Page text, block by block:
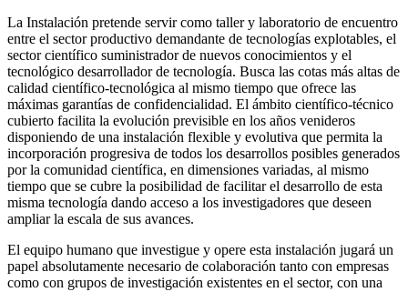
La Instalación pretende servir como taller y laboratorio de encuentro
entre el sector productivo demandante de tecnologías explotables, el
sector científico suministrador de nuevos conocimientos y el
tecnológico desarrollador de tecnología. Busca las cotas más altas de
calidad científico-tecnológica al mismo tiempo que ofrece las
máximas garantías de confidencialidad. El ámbito científico-técnico
cubierto facilita la evolución previsible en los años venideros
disponiendo de una instalación flexible y evolutiva que permita la
incorporación progresiva de todos los desarrollos posibles generados
por la comunidad científica, en dimensiones variadas, al mismo
tiempo que se cubre la posibilidad de facilitar el desarrollo de esta
misma tecnología dando acceso a los investigadores que deseen
ampliar la escala de sus avances.
El equipo humano que investigue y opere esta instalación jugará un
papel absolutamente necesario de colaboración tanto con empresas
como con grupos de investigación existentes en el sector, con una